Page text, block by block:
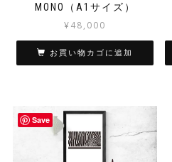
MONO（A1サイズ）
¥48,000
お買い物カゴに追加
Save